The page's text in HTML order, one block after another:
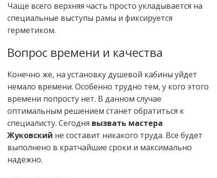
Чаще всего верхняя часть просто укладывается на
специальные выступы рамы и фиксируется
герметиком.
Вопрос времени и качества
Конечно же, на установку душевой кабины уйдет
немало времени. Особенно трудно тем, у кого этого
времени попросту нет. В данном случае
оптимальным решением станет обратиться к
специалисту. Сегодня вызвать мастера
Жуковский не составит никакого труда. Все будет
выполнено в кратчайшие сроки и максимально
надежно.